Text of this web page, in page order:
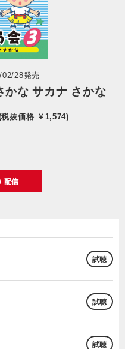
02/28発売
な サカナ さかな
抜価格 ￥1,574)
配信
試聴
試聴
試聴